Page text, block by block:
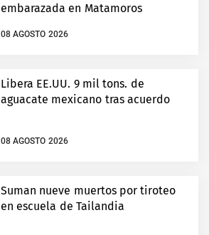
embarazada en Matamoros
08 AGOSTO 2026
Libera EE.UU. 9 mil tons. de
aguacate mexicano tras acuerdo
08 AGOSTO 2026
Suman nueve muertos por tiroteo
en escuela de Tailandia